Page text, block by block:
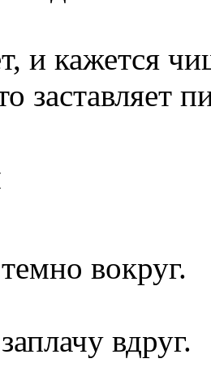
и кажется
заставляет
вокруг.
вдруг.